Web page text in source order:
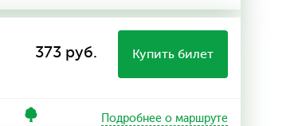
373 руб. Купить билет
Подробнее о маршруте